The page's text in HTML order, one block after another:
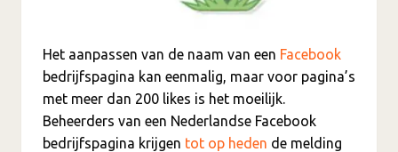
Het aanpassen van de naam van een Facebook
bedrijfspagina kan eenmalig, maar voor pagina’s
met meer dan 200 likes is het moeilijk.
Beheerders van een Nederlandse Facebook
bedrijfspagina krijgen tot op heden de melding